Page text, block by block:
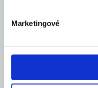
Marketingové